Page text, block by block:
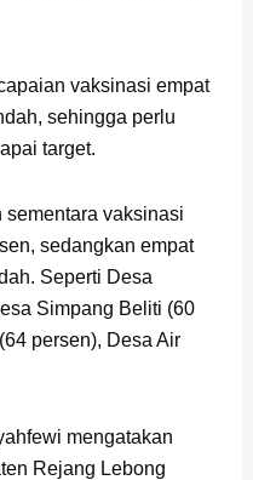
vaksinasi empat
sehingga perlu
target.
vaksinasi
sedangkan empat
Seperti Desa
Simpang Beliti (60
persen), Desa Air
mengatakan
Rejang Lebong